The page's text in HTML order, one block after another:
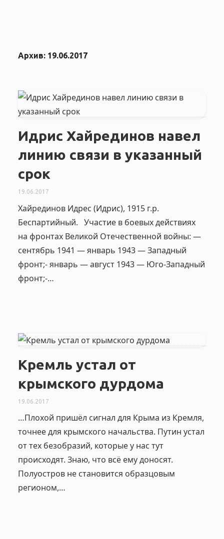
Архив: 19.06.2017
Идрис Хайрединов навел
линию связи в указанный
срок
19.06.2017
Хайрединов Идрес (Идрис), 1915 г.р.
Беспартийный. Участие в боевых действиях
на фронтах Великой Отечественной войны: —
сентябрь 1941 — январь 1943 — Западный
фронт;- январь — август 1943 — Юго-Западный
фронт;-…
Кремль устал от
крымского дурдома
19.06.2017
…Плохой пришёл сигнал для Крыма из Кремля,
точнее для крымского начальства. Путин устал
от тех безобразий, которые у нас тут
происходят. Знаю, что всё ему доносят.
Полуостров не становится образцовым
регионом,…